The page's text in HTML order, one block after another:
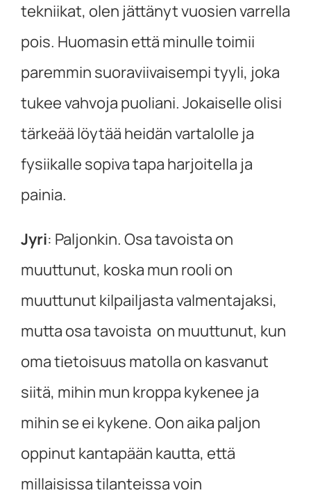
tekniikat, olen jättänyt vuosien varrella
pois. Huomasin että minulle toimii
paremmin suoraviivaisempi tyyli, joka
tukee vahvoja puoliani. Jokaiselle olisi
tärkeää löytää heidän vartalolle ja
fysiikalle sopiva tapa harjoitella ja
painia.
Jyri: Paljonkin. Osa tavoista on
muuttunut, koska mun rooli on
muuttunut kilpailjasta valmentajaksi,
mutta osa tavoista on muuttunut, kun
oma tietoisuus matolla on kasvanut
siitä, mihin mun kroppa kykenee ja
mihin se ei kykene. Oon aika paljon
oppinut kantapään kautta, että
millaisissa tilanteissa voin